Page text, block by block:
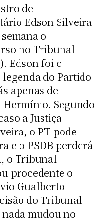
de
Edson Silveira
o
no Tribunal
Edson foi o
do Partido
apenas de
Hermínio. Segundo
a Justiça
o PT pode
e o PSDB perderá
o Tribunal
procedente o
Gualberto
do Tribunal
mudou no